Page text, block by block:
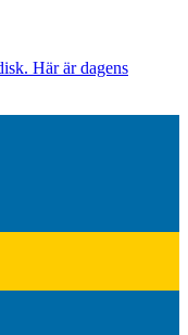
Här är dagens